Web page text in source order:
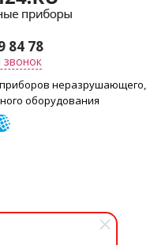
84 78
неразрушающего,
оборудования